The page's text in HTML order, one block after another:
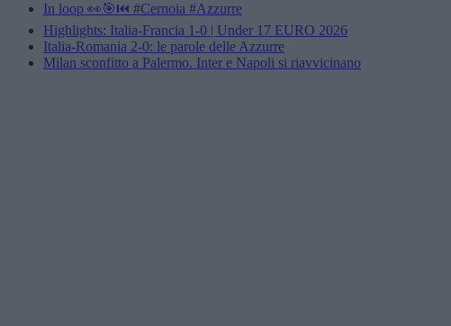
In loop 👀🎯⏮️ #Cernoia #Azzurre
Highlights: Italia-Francia 1-0 | Under 17 EURO 2026
Italia-Romania 2-0: le parole delle Azzurre
Milan sconfitto a Palermo. Inter e Napoli si riavvicinano